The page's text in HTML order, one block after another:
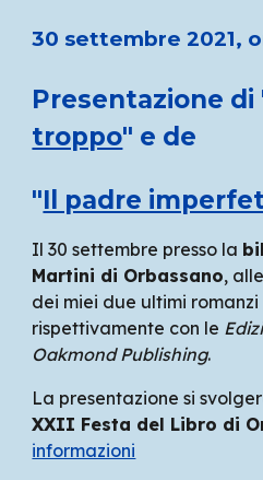
30 settembre 2021,
Presentazione di
troppo" e de
"Il padre
Il 30 settembre presso la
Martini di Orbassano,
dei miei due ultimi
rispettivamente con le
Oakmond Publishing.
La presentazione si
XXII Festa del Libro di
informazioni